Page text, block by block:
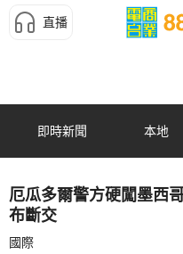
直播
即時新聞 本地
厄瓜多爾警方硬闖墨西
布斷交
國際